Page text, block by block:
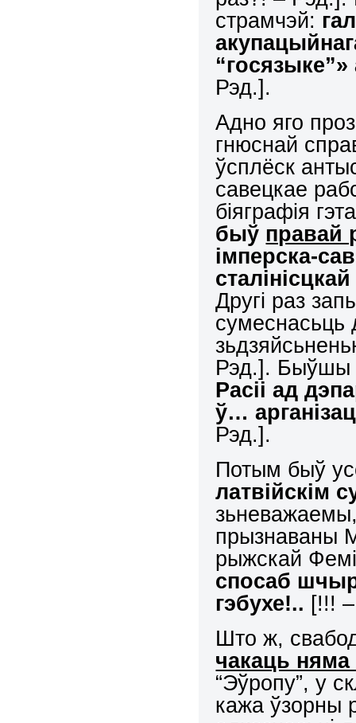
страмчэй:
Рэд.].
Адно яго
гнюснай
ўсплёск
савецкае
біяграфія
быў правай
імперска-
Другі раз
сумеснасьць
Рэд.]. Быўшы
Расіі ад
ў…
Рэд.].
Потым быў
латвійскім
прызнаваны
рыжскай
спосаб
гэбухе!.. [!!!
Што ж,
чакаць няма
“Эўропу”, у
кажа ўзорны